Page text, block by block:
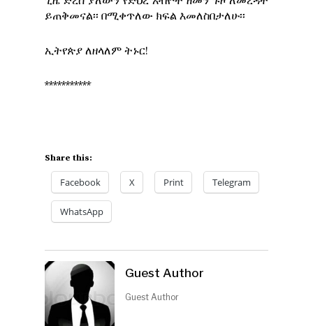
ይጠቅመናል፡፡ በሚቀጥለው ክፍል እመለስበታለሁ፡፡
ኢትየጵያ ለዘላለም ትኑር!
***********
Share this:
Facebook X Print Telegram
WhatsApp
Guest Author
Guest Author